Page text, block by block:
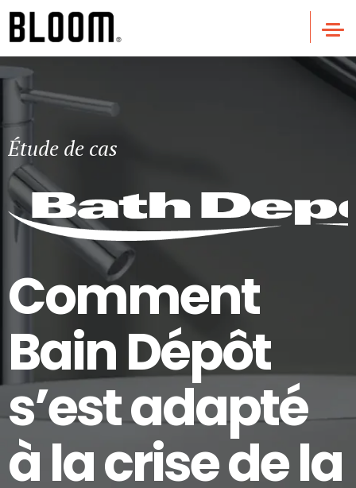
Étude de cas
Comment
Bain Dépôt
s’est adapté
à la crise de la